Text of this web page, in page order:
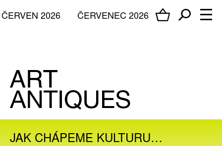
ČERVENEC 2026
ČERVEN 2026
JAK CHÁPEME KULTURU…